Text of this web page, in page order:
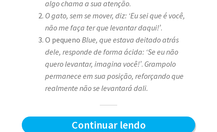
algo chama a sua atenção.
O gato, sem se mover, diz: ‘Eu sei que é você,
não me faça ter que levantar daqui!’.
O pequeno Blue, que estava deitado atrás
dele, responde de forma ácida: ‘Se eu não
quero levantar, imagina você!’. Grampolo
permanece em sua posição, reforçando que
realmente não se levantará dali.
Continuar lendoQuem